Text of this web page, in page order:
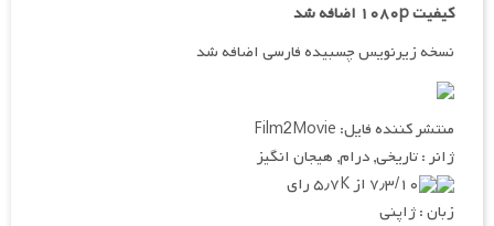
کیفیت ۱۰۸۰p اضافه شد
نسخه زیرنویس چسبیده فارسی اضافه شد
منتشر کننده فایل: Film2Movie
ژانر : تاریخی, درام, هیجان انگیز
۷٫۳/۱۰ از ۵٫۷K رای
زبان : ژاپنی